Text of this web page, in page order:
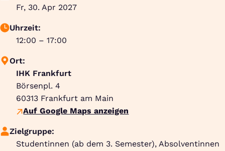
Fr, 30. Apr 2027
Uhrzeit:
12:00 – 17:00
Ort:
IHK Frankfurt
Börsenpl. 4
60313 Frankfurt am Main
Auf Google Maps anzeigen
Zielgruppe:
Studentinnen (ab dem 3. Semester), Absolventinnen